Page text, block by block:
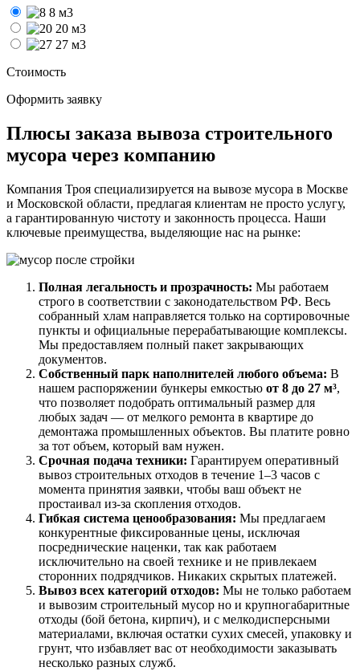
8 м3
20 м3
27 м3
Стоимость
Оформить заявку
Плюсы заказа вывоза строительного
мусора через компанию
Компания Троя специализируется на вывозе мусора в Москве
и Московской области, предлагая клиентам не просто услугу,
а гарантированную чистоту и законность процесса. Наши
ключевые преимущества, выделяющие нас на рынке:
Полная легальность и прозрачность: Мы работаем
строго в соответствии с законодательством РФ. Весь
собранный хлам направляется только на сортировочные
пункты и официальные перерабатывающие комплексы.
Мы предоставляем полный пакет закрывающих
документов.
Собственный парк наполнителей любого объема: В
нашем распоряжении бункеры емкостью от 8 до 27 м³,
что позволяет подобрать оптимальный размер для
любых задач — от мелкого ремонта в квартире до
демонтажа промышленных объектов. Вы платите ровно
за тот объем, который вам нужен.
Срочная подача техники: Гарантируем оперативный
вывоз строительных отходов в течение 1–3 часов с
момента принятия заявки, чтобы ваш объект не
простаивал из-за скопления отходов.
Гибкая система ценообразования: Мы предлагаем
конкурентные фиксированные цены, исключая
посреднические наценки, так как работаем
исключительно на своей технике и не привлекаем
сторонних подрядчиков. Никаких скрытых платежей.
Вывоз всех категорий отходов: Мы не только работаем
и вывозим строительный мусор но и крупногабаритные
отходы (бой бетона, кирпич), и с мелкодисперсными
материалами, включая остатки сухих смесей, упаковку и
грунт, что избавляет вас от необходимости заказывать
несколько разных служб.